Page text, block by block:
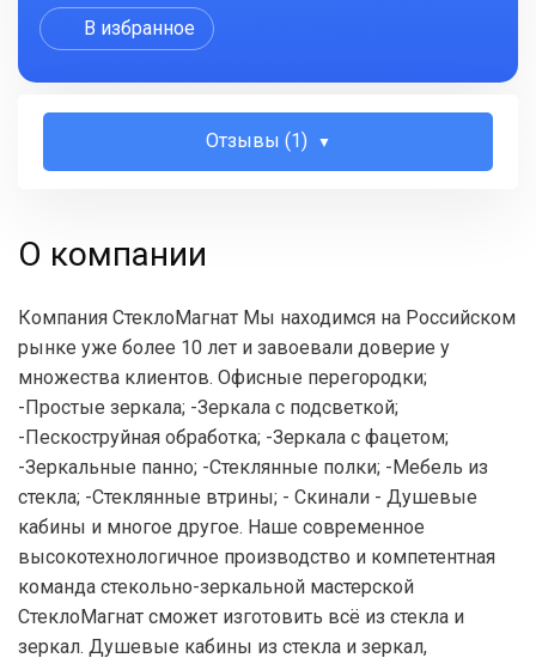
В избранное
Отзывы (1)
О компании
Компания СтеклоМагнат Мы находимся на Российском
рынке уже более 10 лет и завоевали доверие у
множества клиентов. Офисные перегородки;
-Простые зеркала; -Зеркала с подсветкой;
-Пескоструйная обработка; -Зеркала с фацетом;
-Зеркальные панно; -Стеклянные полки; -Мебель из
стекла; -Стеклянные втрины; - Скинали - Душевые
кабины и многое другое. Наше современное
высокотехнологичное производство и компетентная
команда стекольно-зеркальной мастерской
СтеклоМагнат сможет изготовить всё из стекла и
зеркал. Душевые кабины из стекла и зеркал,